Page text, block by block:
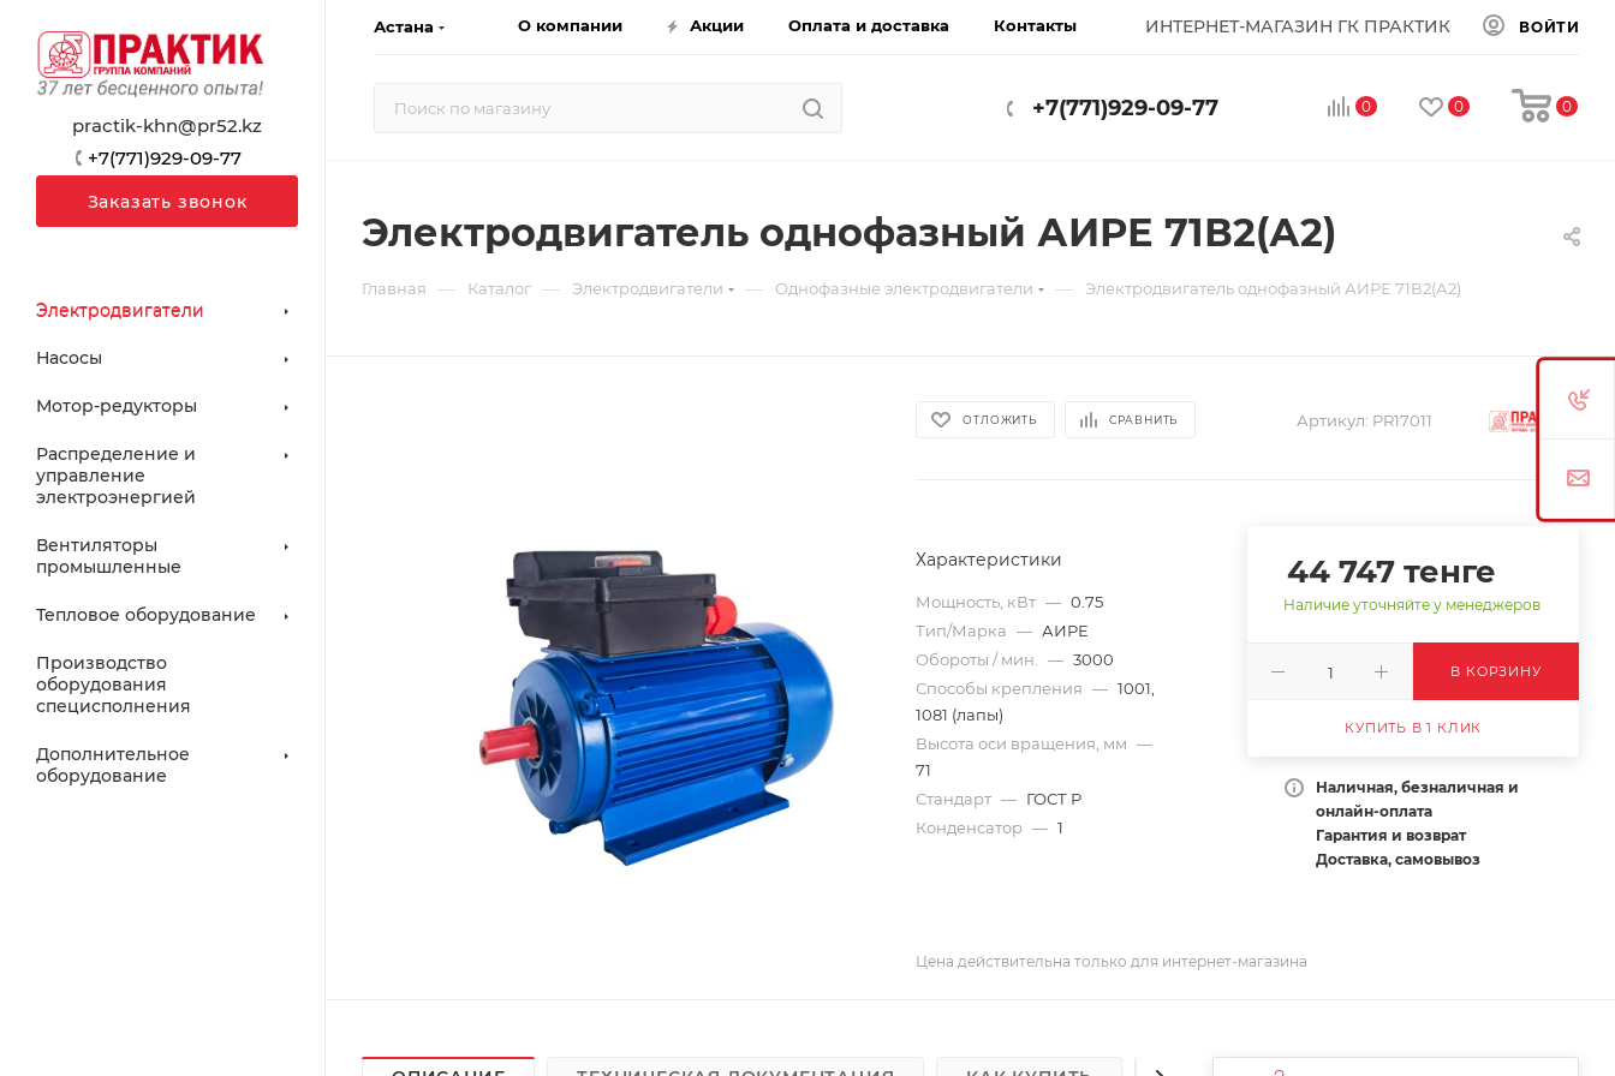
Астана О компании Акции Оплата и доставка Контакты ИНТЕРНЕТ-МАГАЗИН ГК ПРАКТИК ВОЙТИ
0 0 0
+7(771)929-09-77
practik-khn@pr52.kz
+7(771)929-09-77
Заказать звонок
Электродвигатели
Насосы
Мотор-редукторы
Распределение и
управление
электроэнергией
Вентиляторы
промышленные
Тепловое оборудование
Производство
оборудования
специсполнения
Дополнительное
оборудование
Электродвигатель однофазный АИРЕ 71В2(А2)
Главная — Каталог — Электродвигатели — Однофазные электродвигатели — Электродвигатель однофазный АИРЕ 71В2(А2)
ОТЛОЖИТЬ СРАВНИТЬ Артикул: PR17011
Характеристики
Мощность, кВт — 0.75
Тип/Марка — АИРЕ
Обороты / мин.
— 3000
Способы крепления — 1001,
1081 (лапы)
Высота оси вращения, мм —
71
Стандарт — ГОСТ Р
Конденсатор — 1
44 747 тенге
Наличие уточняйте у менеджеров
В КОРЗИНУ
КУПИТЬ В 1 КЛИК
Наличная, безналичная и
онлайн-оплата
Гарантия и возврат
Доставка, самовывоз
Цена действительна только для интернет-магазина